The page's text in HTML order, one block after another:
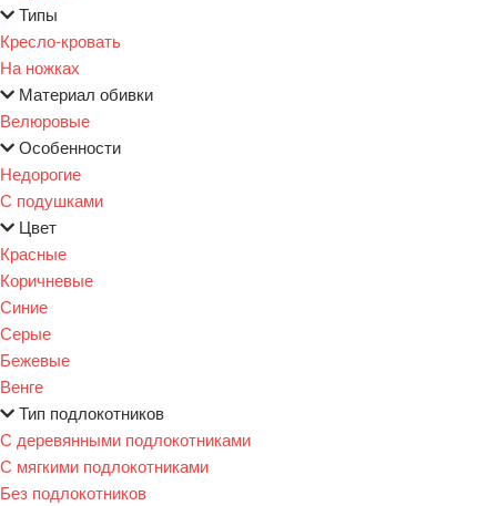
Типы
Кресло-кровать
На ножках
Материал обивки
Велюровые
Особенности
Недорогие
С подушками
Цвет
Красные
Коричневые
Синие
Серые
Бежевые
Венге
Тип подлокотников
С деревянными подлокотниками
С мягкими подлокотниками
Без подлокотников